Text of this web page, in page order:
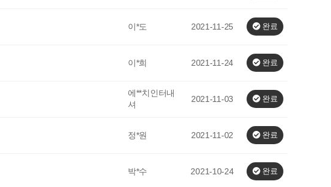
이*도 2021-11-25 완료
이*희 2021-11-24 완료
에**치인터내
셔
2021-11-03 완료
정*원 2021-11-02 완료
박*수 2021-10-24 완료